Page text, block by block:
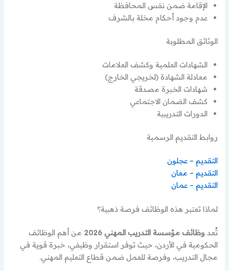
الإقامة ضمن نفس المحافظة
عدم وجود أحكام مخلة بالشرف
الوثائق المطلوبة
الشهادات العلمية وكشف العلامات
معادلة الشهادة (لخريجي الخارج)
شهادات الخبرة مصدقة
كشف الضمان الاجتماعي
الدورات التدريبية
روابط التقديم الرسمية
التقديم – عجلون
التقديم – معان
التقديم – عمان
لماذا تعتبر هذه الوظائف فرصة ذهبية؟
تُعدوظائف مؤسسة التدريب المهني 2026
من أهم الوظائف
الحكومية في الأردن، حيث توفر استقرار وظيفي، خبرة قوية في
مجال التدريب، وفرصة للعمل ضمن قطاع التعليم المهني.